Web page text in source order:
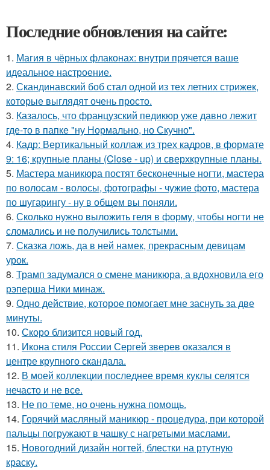
Последние обновления на сайте:
1. Магия в чёрных флаконах: внутри прячется ваше
идеальное настроение.
2. Скандинавский боб стал одной из тех летних стрижек,
которые выглядят очень просто.
3. Казалось, что французский педикюр уже давно лежит
где-то в папке "ну Нормально, но Скучно".
4. Кадр: Вертикальный коллаж из трех кадров, в формате
9: 16; крупные планы (Close - up) и сверхкрупные планы.
5. Мастера маникюра постят бесконечные ногти, мастера
по волосам - волосы, фотографы - чужие фото, мастера
по шугарингу - ну в общем вы поняли.
6. Сколько нужно выложить геля в форму, чтобы ногти не
сломались и не получились толстыми.
7. Сказка ложь, да в ней намек, прекрасным девицам
урок.
8. Трамп задумался о смене маникюра, а вдохновила его
рэперша Ники минаж.
9. Одно действие, которое помогает мне заснуть за две
минуты.
10. Скоро близится новый год.
11. Икона стиля России Сергей зверев оказался в
центре крупного скандала.
12. В моей коллекции последнее время куклы селятся
нечасто и не все.
13. Не по теме, но очень нужна помощь.
14. Горячий масляный маникюр - процедура, при которой
пальцы погружают в чашку с нагретыми маслами.
15. Новогодний дизайн ногтей, блестки на ртутную
краску.